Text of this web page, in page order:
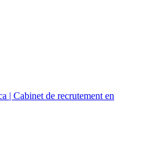
| Cabinet de recrutement en